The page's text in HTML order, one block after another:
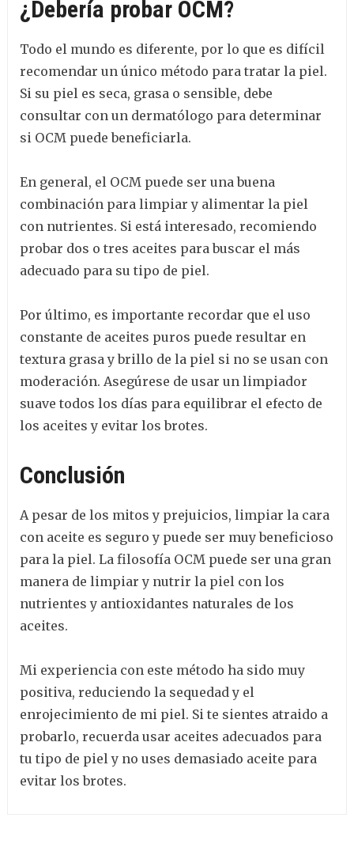
¿Debería probar OCM?
Todo el mundo es diferente, por lo que es difícil
recomendar un único método para tratar la piel.
Si su piel es seca, grasa o sensible, debe
consultar con un dermatólogo para determinar
si OCM puede beneficiarla.
En general, el OCM puede ser una buena
combinación para limpiar y alimentar la piel
con nutrientes. Si está interesado, recomiendo
probar dos o tres aceites para buscar el más
adecuado para su tipo de piel.
Por último, es importante recordar que el uso
constante de aceites puros puede resultar en
textura grasa y brillo de la piel si no se usan con
moderación. Asegúrese de usar un limpiador
suave todos los días para equilibrar el efecto de
los aceites y evitar los brotes.
Conclusión
A pesar de los mitos y prejuicios, limpiar la cara
con aceite es seguro y puede ser muy beneficioso
para la piel. La filosofía OCM puede ser una gran
manera de limpiar y nutrir la piel con los
nutrientes y antioxidantes naturales de los
aceites.
Mi experiencia con este método ha sido muy
positiva, reduciendo la sequedad y el
enrojecimiento de mi piel. Si te sientes atraido a
probarlo, recuerda usar aceites adecuados para
tu tipo de piel y no uses demasiado aceite para
evitar los brotes.